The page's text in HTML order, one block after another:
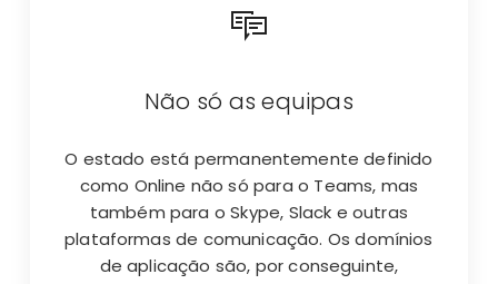
Não só as equipas
O estado está permanentemente definido
como Online não só para o Teams, mas
também para o Skype, Slack e outras
plataformas de comunicação. Os domínios
de aplicação são, por conseguinte,